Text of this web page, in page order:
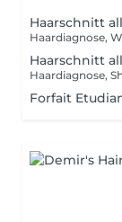
Haarschnitt
Haardiagnose,
Haarschnitt
Forfait